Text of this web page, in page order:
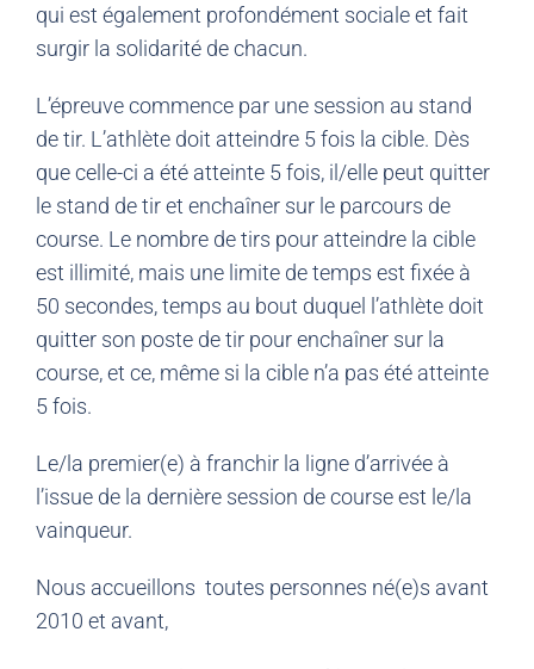
qui est également profondément sociale et fait
surgir la solidarité de chacun.
L’épreuve commence par une session au stand
de tir. L’athlète doit atteindre 5 fois la cible. Dès
que celle-ci a été atteinte 5 fois, il/elle peut quitter
le stand de tir et enchaîner sur le parcours de
course. Le nombre de tirs pour atteindre la cible
est illimité, mais une limite de temps est fixée à
50 secondes, temps au bout duquel l’athlète doit
quitter son poste de tir pour enchaîner sur la
course, et ce, même si la cible n’a pas été atteinte
5 fois.
Le/la premier(e) à franchir la ligne d’arrivée à
l’issue de la dernière session de course est le/la
vainqueur.
Nous accueillons toutes personnes né(e)s avant
2010 et avant,